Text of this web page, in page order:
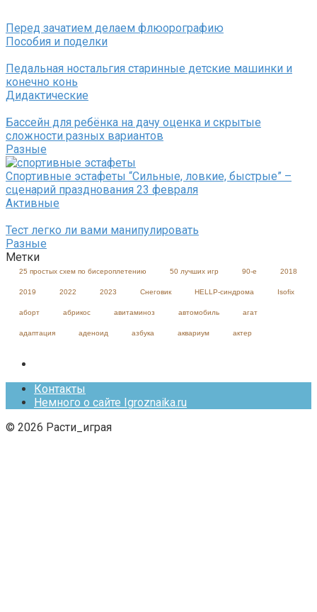
Перед зачатием делаем флюорографию
Пособия и поделки
Педальная ностальгия старинные детские машинки и
конечно конь
Дидактические
Бассейн для ребёнка на дачу оценка и скрытые
сложности разных вариантов
Разные
Спортивные эстафеты “Сильные, ловкие, быстрые” –
сценарий празднования 23 февраля
Активные
Тест легко ли вами манипулировать
Разные
Метки
25 простых схем по бисероплетению 50 лучших игр 90-е 2018
2019 2022 2023 Cнеговик HELLP-синдрома Isofix
аборт абрикос авитаминоз автомобиль агат
адаптация аденоид азбука аквариум актер
Контакты
Немного о сайте Igroznaika.ru
© 2026 Расти_играя